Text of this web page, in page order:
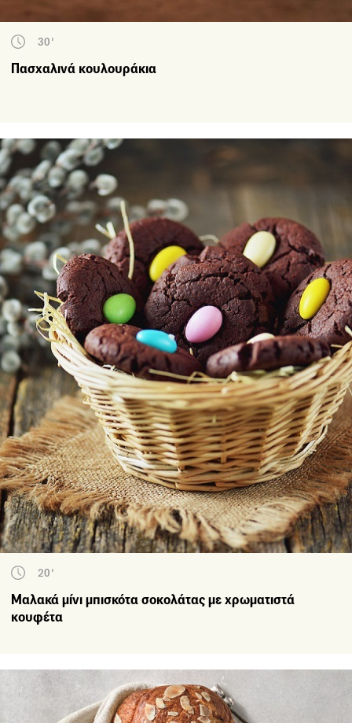
30'
Πασχαλινά κουλουράκια
20'
Μαλακά μίνι μπισκότα σοκολάτας με χρωματιστά
κουφέτα